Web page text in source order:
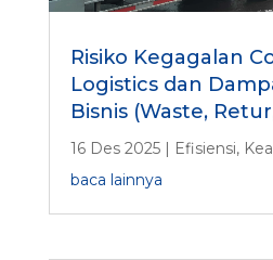
Risiko Kegagalan
Logistics dan
Bisnis (Waste,
16 Des 2025| Efisiensi,
baca lainnya